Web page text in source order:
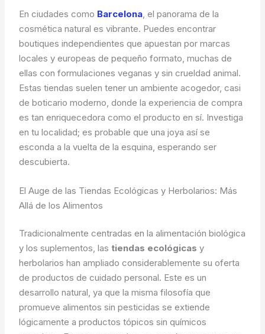
En ciudades como Barcelona, el panorama de la
cosmética natural es vibrante. Puedes encontrar
boutiques independientes que apuestan por marcas
locales y europeas de pequeño formato, muchas de
ellas con formulaciones veganas y sin crueldad animal.
Estas tiendas suelen tener un ambiente acogedor, casi
de boticario moderno, donde la experiencia de compra
es tan enriquecedora como el producto en sí. Investiga
en tu localidad; es probable que una joya así se
esconda a la vuelta de la esquina, esperando ser
descubierta.
El Auge de las Tiendas Ecológicas y Herbolarios: Más
Allá de los Alimentos
Tradicionalmente centradas en la alimentación biológica
y los suplementos, las tiendas ecológicas y
herbolarios han ampliado considerablemente su oferta
de productos de cuidado personal. Este es un
desarrollo natural, ya que la misma filosofía que
promueve alimentos sin pesticidas se extiende
lógicamente a productos tópicos sin químicos